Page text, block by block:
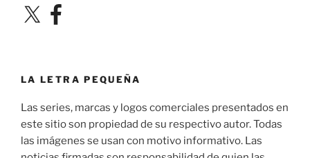
X Facebook
LA LETRA PEQUEÑA
Las series, marcas y logos comerciales presentados en
este sitio son propiedad de su respectivo autor. Todas
las imágenes se usan con motivo informativo. Las